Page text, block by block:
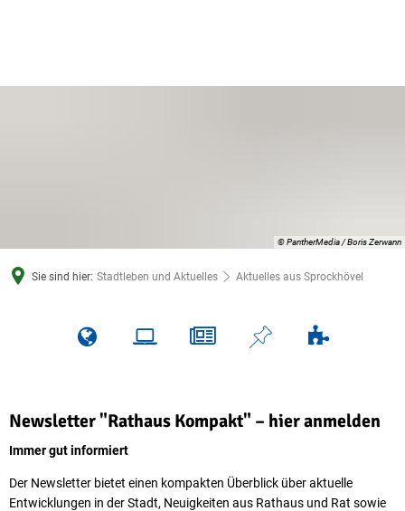
© PantherMedia / Boris Zerwann
Sie sind hier: Stadtleben und Aktuelles Aktuelles aus Sprockhövel
Aktuelles
aus
Sprockhövel
Newsletter "Rathaus Kompakt" – hier anmelden
Immer gut informiert
Der Newsletter bietet einen kompakten Überblick über aktuelle
Entwicklungen in der Stadt, Neuigkeiten aus Rathaus und Rat sowie